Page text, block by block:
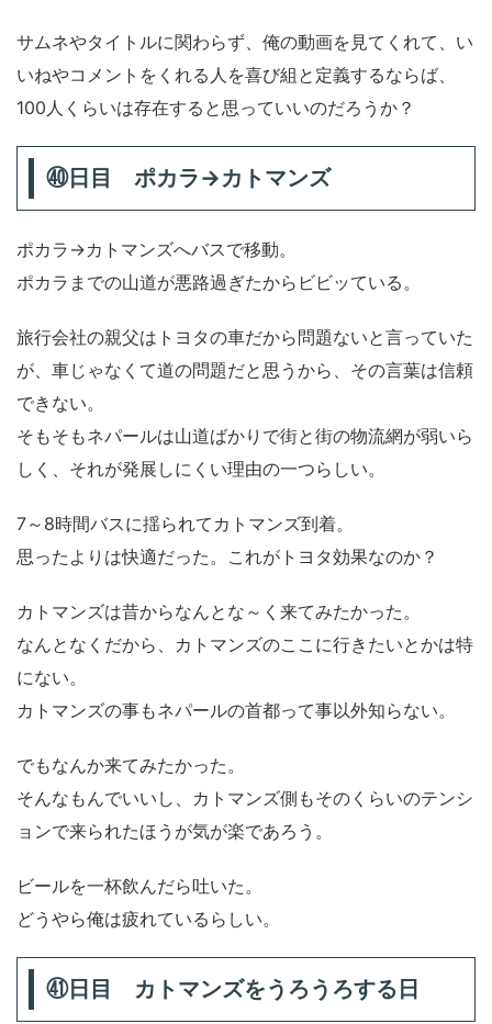
サムネやタイトルに関わらず、俺の動画を見てくれて、い
いねやコメントをくれる人を喜び組と定義するならば、
100人くらいは存在すると思っていいのだろうか？
㊵日目 ポカラ→カトマンズ
ポカラ→カトマンズへバスで移動。
ポカラまでの山道が悪路過ぎたからビビッている。
旅行会社の親父はトヨタの車だから問題ないと言っていた
が、車じゃなくて道の問題だと思うから、その言葉は信頼
できない。
そもそもネパールは山道ばかりで街と街の物流網が弱いら
しく、それが発展しにくい理由の一つらしい。
7～8時間バスに揺られてカトマンズ到着。
思ったよりは快適だった。これがトヨタ効果なのか？
カトマンズは昔からなんとな～く来てみたかった。
なんとなくだから、カトマンズのここに行きたいとかは特
にない。
カトマンズの事もネパールの首都って事以外知らない。
でもなんか来てみたかった。
そんなもんでいいし、カトマンズ側もそのくらいのテンシ
ョンで来られたほうが気が楽であろう。
ビールを一杯飲んだら吐いた。
どうやら俺は疲れているらしい。
㊶日目 カトマンズをうろうろする日